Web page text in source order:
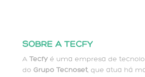
SOBRE A TECFY
A Tecfyé uma empresa de
do Grupo Tecnoset, que atua há